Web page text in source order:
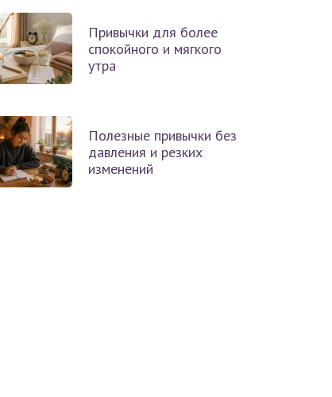
Привычки для более
спокойного и мягкого
утра
Полезные привычки без
давления и резких
изменений